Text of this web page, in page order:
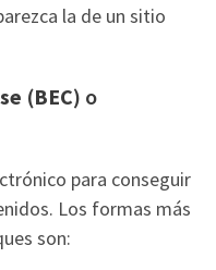
la de un sitio
(BEC) o
para conseguir
Los formas más
son: